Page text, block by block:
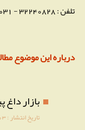
تلفن : 32240828 - 031
درباره این موضوع
بازار
تاریخ انتشار :